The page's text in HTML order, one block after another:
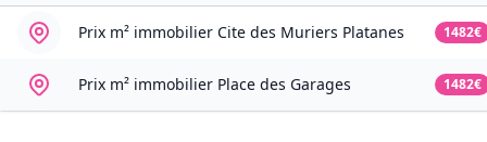
Prix m² immobilier Cite des Muriers Platanes 1482€
Prix m² immobilier Place des Garages 1482€